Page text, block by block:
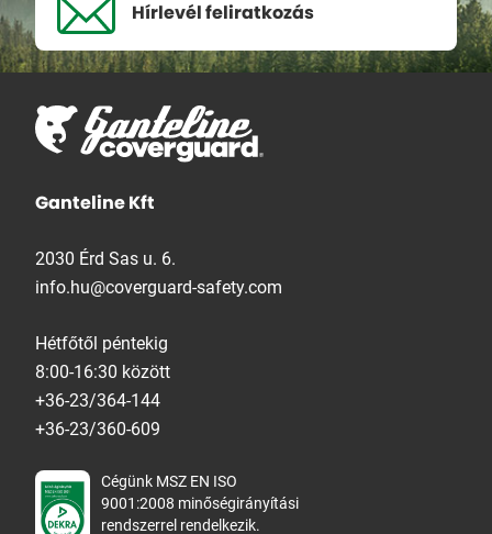
Hírlevél feliratkozás
Ganteline Kft
2030 Érd Sas u. 6.
info.hu@coverguard-safety.com
Hétfőtől péntekig
8:00-16:30 között
+36-23/364-144
+36-23/360-609
Cégünk MSZ EN ISO
9001:2008 minőségirányítási
rendszerrel rendelkezik.